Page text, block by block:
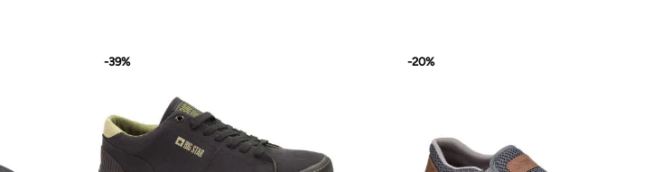
-39% -20%